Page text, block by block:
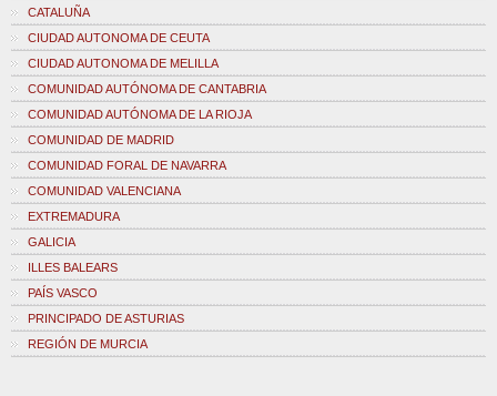
CATALUÑA
CIUDAD AUTONOMA DE CEUTA
CIUDAD AUTONOMA DE MELILLA
COMUNIDAD AUTÓNOMA DE CANTABRIA
COMUNIDAD AUTÓNOMA DE LA RIOJA
COMUNIDAD DE MADRID
COMUNIDAD FORAL DE NAVARRA
COMUNIDAD VALENCIANA
EXTREMADURA
GALICIA
ILLES BALEARS
PAÍS VASCO
PRINCIPADO DE ASTURIAS
REGIÓN DE MURCIA